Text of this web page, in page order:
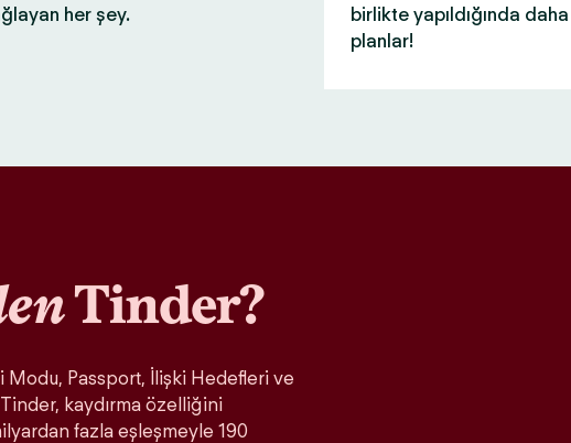
her şey.
birlikte yapıldığında
planlar!
Tinder?
Passport, İlişki Hedefleri ve
kaydırma özelliğini
fazla eşleşmeyle 190